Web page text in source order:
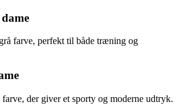
farve, perfekt til både træning og
der giver et sporty og moderne udtryk.